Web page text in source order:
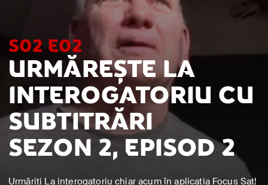
S02 E02
URMĂREȘTE LA
INTEROGATORIU CU
SUBTITRĂRI
SEZON 2, EPISOD 2
Urmăriți La interogatoriu chiar acum în aplicația Focus Sat!